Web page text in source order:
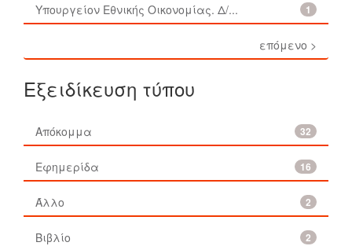
1
Υπουργείον Εθνικής Οικονομίας. Δ/...
επόμενο >
Εξειδίκευση τύπου
32
Απόκομμα
16
Εφημερίδα
2
Άλλο
2
Βιβλίο